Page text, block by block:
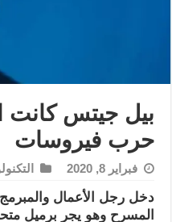
بيل جيتس كانت
حرب فيروسات
فبراير 8, 2020
دخل رجل الأعمال
المسرح وهو يجر برميل